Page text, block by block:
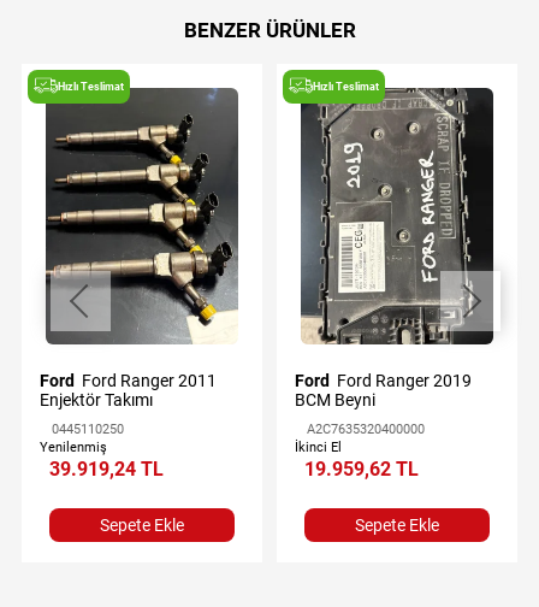
BENZER ÜRÜNLER
Hızlı Teslimat
Ford
Enjektör Takımı
0445110250
Yenilenmiş
39.919,24 TL
Sepete Ekle
Hızlı Teslimat
Ford
BCM Beyni
A2C7635320400000
İkinci El
19.959,62 TL
Sepete Ekle